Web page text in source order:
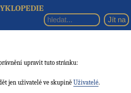
upravit tuto stránku:
jen uživatelé ve skupině Uživatelé.